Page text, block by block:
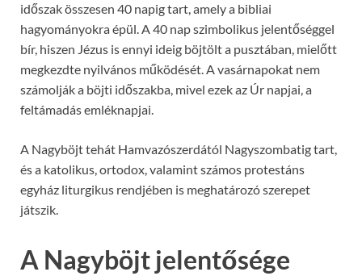
időszak összesen 40 napig tart, amely a bibliai
hagyományokra épül. A 40 nap szimbolikus jelentőséggel
bír, hiszen Jézus is ennyi ideig böjtölt a pusztában, mielőtt
megkezdte nyilvános működését. A vasárnapokat nem
számolják a böjti időszakba, mivel ezek az Úr napjai, a
feltámadás emléknapjai.
A Nagyböjt tehát Hamvazószerdától Nagyszombatig tart,
és a katolikus, ortodox, valamint számos protestáns
egyház liturgikus rendjében is meghatározó szerepet
játszik.
A Nagyböjt jelentősége